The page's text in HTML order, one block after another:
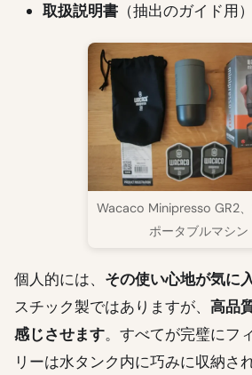
取扱説明書 （抽出のガイド用）
Wacaco Minipresso GR2
ポータブルマシン
個人的には、 その使い心地が気に
スチック製ではありますが、 高品
感じさせます。すべてが完璧にフ
リーは水タンク内に巧みに収納さ